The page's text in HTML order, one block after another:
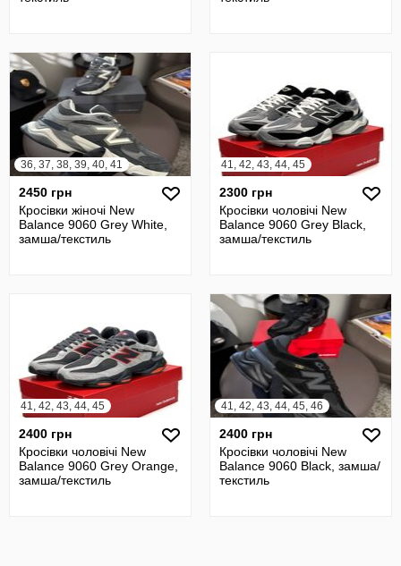
36, 37, 38, 39, 40, 41
2450 грн
Кросівки жіночі New
Balance 9060 Grey White,
замша/текстиль
41, 42, 43, 44, 45
2300 грн
Кросівки чоловічі New
Balance 9060 Grey Black,
замша/текстиль
41, 42, 43, 44, 45
2400 грн
Кросівки чоловічі New
Balance 9060 Grey Orange,
замша/текстиль
41, 42, 43, 44, 45, 46
2400 грн
Кросівки чоловічі New
Balance 9060 Black, замша/
текстиль